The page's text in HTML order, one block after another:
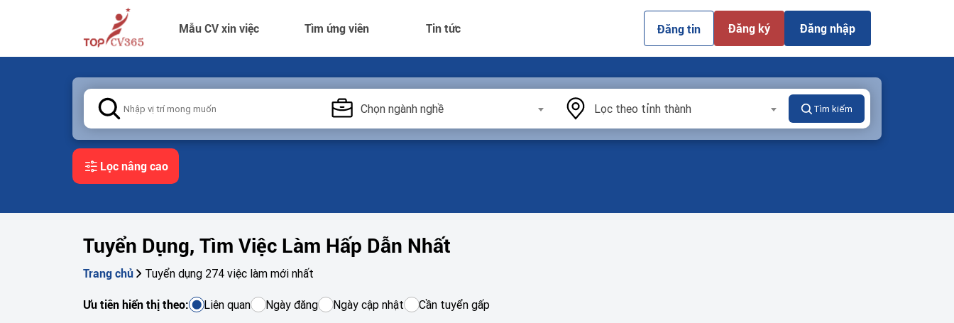
Mẫu CV xin việc Tìm ứng viên Tin tức Đăng tin Đăng ký Đăng nhập
Chọn ngành nghề Lọc theo tỉnh thành Tìm kiếm
Lọc nâng cao
Tuyển Dụng, Tìm Việc Làm Hấp Dẫn Nhất
Trang chủ Tuyển dụng 274 việc làm mới nhất
Ưu tiên hiển thị theo: Liên quan Ngày đăng Ngày cập nhật Cần tuyển gấp